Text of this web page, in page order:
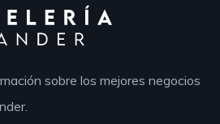
sobre los mejores negocios